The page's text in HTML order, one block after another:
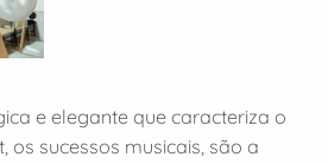
e elegante que caracteriza o
os sucessos musicais, são a